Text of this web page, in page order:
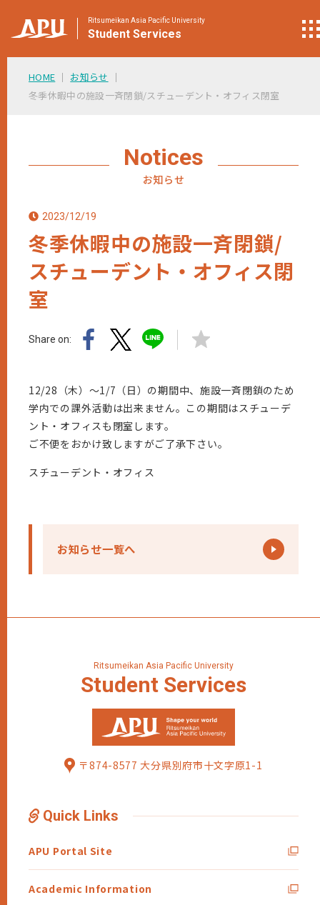
Ritsumeikan Asia Pacific University
Student Services
HOME
お知らせ
冬季休暇中の施設一斉閉鎖/スチューデント・オフィス閉室
Notices
お知らせ
2023/12/19
冬季休暇中の施設一斉閉鎖/
スチューデント・オフィス閉
室
Share on:
12/28（木）～1/7（日）の期間中、施設一斉閉鎖のため
学内での課外活動は出来ません。この期間はスチューデ
ント・オフィスも閉室します。
ご不便をおかけ致しますがご了承下さい。
スチューデント・オフィス
お知らせ一覧へ
Ritsumeikan Asia Pacific University
Student Services
〒874-8577 大分県別府市十文字原1-1
Quick Links
APU Portal Site
Academic Information